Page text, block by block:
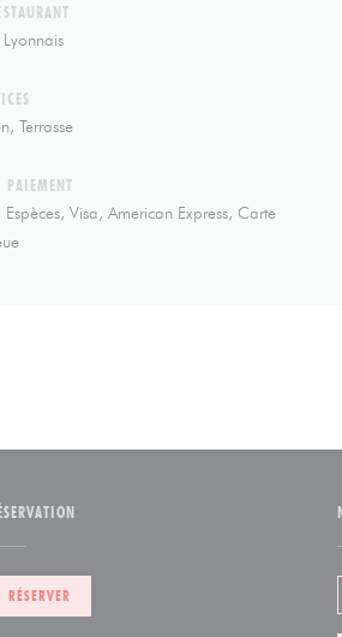
Terrasse
PAIEMENT
Visa, American Express, Carte
fenêtre))
RÉSERVER